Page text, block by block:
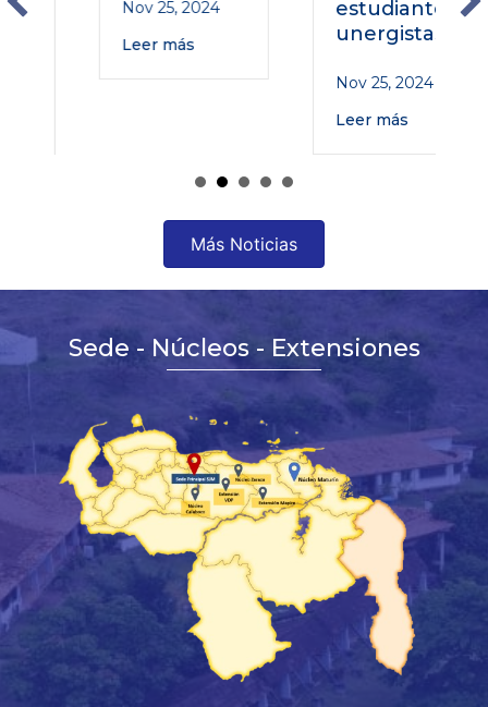
Nov 25, 2024
Leer más
estudiantes
unergistas
Nov 25, 2024
Leer más
Más Noticias
Sede - Núcleos - Extensiones